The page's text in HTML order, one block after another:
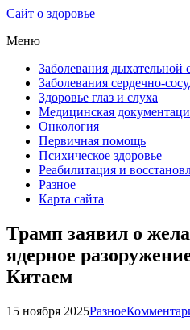
Сайт о здоровье
Меню
Заболевания дыхательной
Заболевания сердечно-
Здоровье глаз и слуха
Медицинская
Онкология
Первичная помощь
Психическое здоровье
Реабилитация и
Разное
Карта сайта
Трамп заявил о
ядерное
Китаем
15 ноября 2025Разное